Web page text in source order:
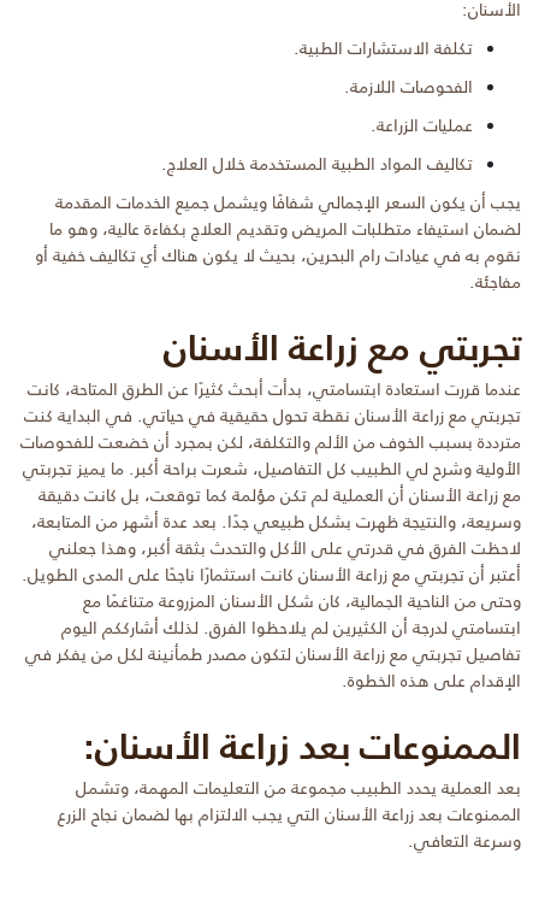
الأسنان:
تكلفة الاستشارات الطبية.
الفحوصات اللازمة.
عمليات الزراعة.
تكاليف المواد الطبية المستخدمة خلال العلاج.
يجب أن يكون السعر الإجمالي شفافًا ويشمل جميع الخدمات المقدمة
لضمان استيفاء متطلبات المريض وتقديم العلاج بكفاءة عالية، وهو ما
نقوم به في عيادات رام البحرين، بحيث لا يكون هناك أي تكاليف خفية أو
مفاجئة.
تجربتي مع زراعة الأسنان
عندما قررت استعادة ابتسامتي، بدأت أبحث كثيرًا عن الطرق المتاحة، كانت
تجربتي مع زراعة الأسنان نقطة تحول حقيقية في حياتي. في البداية كنت
مترددة بسبب الخوف من الألم والتكلفة، لكن بمجرد أن خضعت للفحوصات
الأولية وشرح لي الطبيب كل التفاصيل، شعرت براحة أكبر. ما يميز تجربتي
مع زراعة الأسنان أن العملية لم تكن مؤلمة كما توقعت، بل كانت دقيقة
وسريعة، والنتيجة ظهرت بشكل طبيعي جدًا. بعد عدة أشهر من المتابعة،
لاحظت الفرق في قدرتي على الأكل والتحدث بثقة أكبر، وهذا جعلني
أعتبر أن تجربتي مع زراعة الأسنان كانت استثمارًا ناجحًا على المدى الطويل.
وحتى من الناحية الجمالية، كان شكل الأسنان المزروعة متناغمًا مع
ابتسامتي لدرجة أن الكثيرين لم يلاحظوا الفرق. لذلك أشارككم اليوم
تفاصيل تجربتي مع زراعة الأسنان لتكون مصدر طمأنينة لكل من يفكر في
الإقدام على هذه الخطوة.
الممنوعات بعد زراعة الأسنان:
بعد العملية يحدد الطبيب مجموعة من التعليمات المهمة، وتشمل
الممنوعات بعد زراعة الأسنان التي يجب الالتزام بها لضمان نجاح الزرع
وسرعة التعافي.